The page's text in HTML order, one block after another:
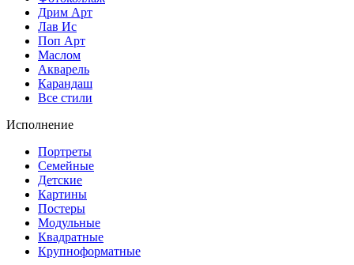
Дрим Арт
Лав Ис
Поп Арт
Маслом
Акварель
Карандаш
Все стили
Исполнение
Портреты
Семейные
Детские
Картины
Постеры
Модульные
Квадратные
Крупноформатные